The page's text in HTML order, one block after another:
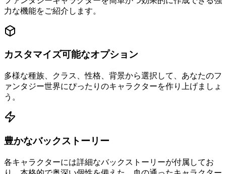
力な機能をご紹介します。
カスタマイズ可能なオプション
多様な種族、クラス、性格、背景から選択して、あなたのフ
ァンタジー世界にぴったりのキャラクターを作り上げましょ
う。
豊かなバックストーリー
各キャラクターには詳細なバックストーリーが付属してお